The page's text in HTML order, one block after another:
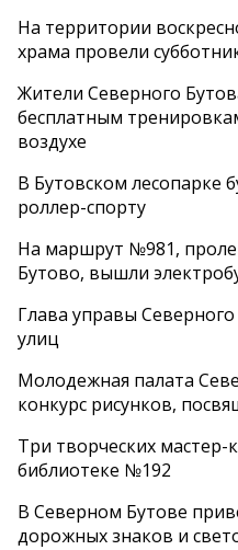
На территории
храма провели
Жители Северного
бесплатным
воздухе
В Бутовском лесопарке
роллер-спорту
На маршрут №981,
Бутово, вышли
Глава управы
улиц
Молодежная палата
конкурс рисунков,
Три творческих мастер-
библиотеке №192
В Северном Бутове
дорожных знаков и